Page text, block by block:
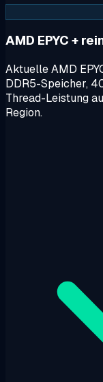
AMD EPYC +
Aktuelle AMD
DDR5-Speicher,
Thread-Leistung
Region.